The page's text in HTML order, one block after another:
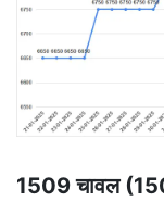
1509 चावल